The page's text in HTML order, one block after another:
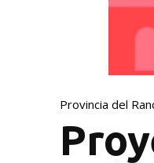
Provincia del